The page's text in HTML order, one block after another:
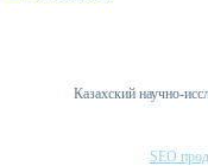
Казахский научно-
SEO